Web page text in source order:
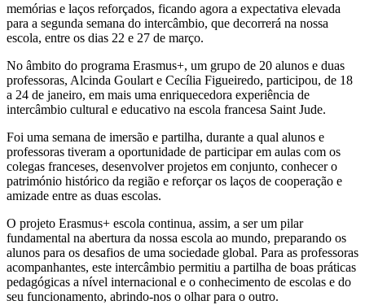
memórias e laços reforçados, ficando agora a expectativa elevada
para a segunda semana do intercâmbio, que decorrerá na nossa
escola, entre os dias 22 e 27 de março.
No âmbito do programa Erasmus+, um grupo de 20 alunos e duas
professoras, Alcinda Goulart e Cecília Figueiredo, participou, de 18
a 24 de janeiro, em mais uma enriquecedora experiência de
intercâmbio cultural e educativo na escola francesa Saint Jude.
Foi uma semana de imersão e partilha, durante a qual alunos e
professoras tiveram a oportunidade de participar em aulas com os
colegas franceses, desenvolver projetos em conjunto, conhecer o
património histórico da região e reforçar os laços de cooperação e
amizade entre as duas escolas.
O projeto Erasmus+ escola continua, assim, a ser um pilar
fundamental na abertura da nossa escola ao mundo, preparando os
alunos para os desafios de uma sociedade global. Para as professoras
acompanhantes, este intercâmbio permitiu a partilha de boas práticas
pedagógicas a nível internacional e o conhecimento de escolas e do
seu funcionamento, abrindo-nos o olhar para o outro.